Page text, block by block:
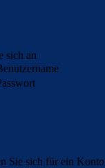
sich an
Sie sich für ein Konto